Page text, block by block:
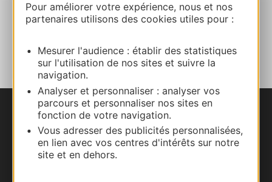
Pour améliorer votre expérience, nous et nos
partenaires utilisons des cookies utiles pour :
Mesurer l'audience : établir des statistiques
sur l'utilisation de nos sites et suivre la
navigation.
Analyser et personnaliser : analyser vos
parcours et personnaliser nos sites en
fonction de votre navigation.
Vous adresser des publicités personnalisées,
en lien avec vos centres d'intérêts sur notre
site et en dehors.
Nous contacter
Carte interactive